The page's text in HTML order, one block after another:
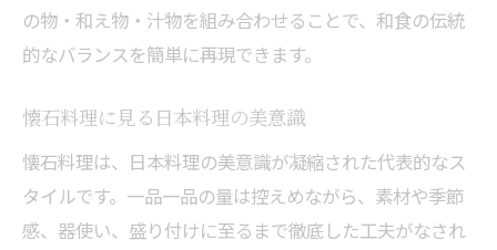
の物・和え物・汁物を組み合わせることで、和食の伝統
的なバランスを簡単に再現できます。
懐石料理に見る日本料理の美意識
懐石料理は、日本料理の美意識が凝縮された代表的なス
タイルです。一品一品の量は控えめながら、素材や季節
感、器使い、盛り付けに至るまで徹底した工夫がなされ